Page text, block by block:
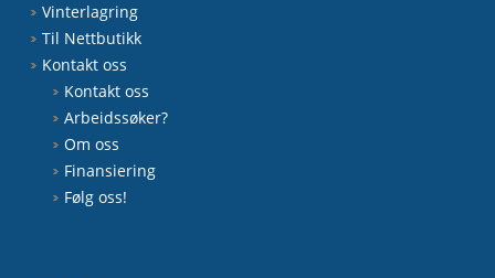
Vinterlagring
Til Nettbutikk
Kontakt oss
Kontakt oss
Arbeidssøker?
Om oss
Finansiering
Følg oss!